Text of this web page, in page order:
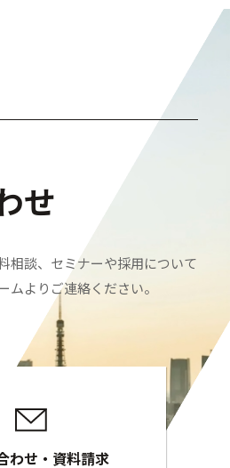
合わせ・資料請求
・イベント申込み
せ
相談、セミナーや採用について
ムよりご連絡ください。
わせ・資料請求